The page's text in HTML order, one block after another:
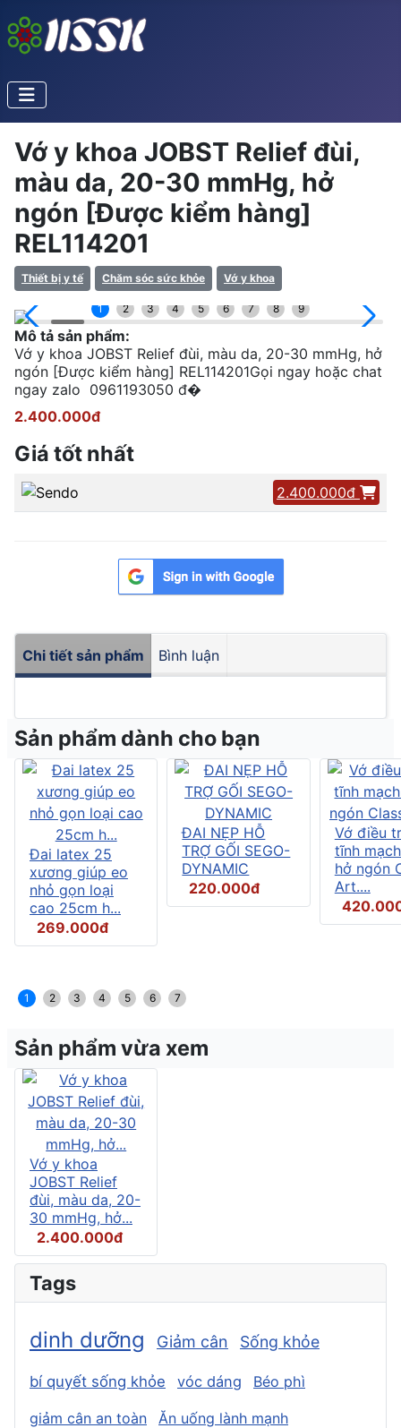
Vớ y khoa JOBST Relief đùi,
màu da, 20-30 mmHg, hở
ngón [Được kiểm hàng]
REL114201
Thiết bị y tế Chăm sóc sức khỏe Vớ y khoa
1 2 3 4 5 6 7 8 9
Mô tả sản phẩm:
Vớ y khoa JOBST Relief đùi, màu da, 20-30 mmHg, hở
ngón [Được kiểm hàng] REL114201Gọi ngay hoặc chat
ngay zalo 0961193050 đ�
2.400.000đ
Giá tốt nhất
2.400.000đ
Chi tiết sản phẩm Bình luận
Sản phẩm dành cho bạn
Đai latex 25
xương giúp eo
nhỏ gọn loại
cao 25cm h...
269.000đ
ĐAI NẸP HỖ
TRỢ GỐI SEGO-
DYNAMIC
220.000đ
Vớ điều
tĩnh
hở ngón
Art....
1 2 3 4 5 6 7
Sản phẩm vừa xem
Vớ y khoa
JOBST Relief
đùi, màu da, 20-
30 mmHg, hở...
2.400.000đ
Tags
dinh dưỡng Giảm cân Sống khỏe
bí quyết sống khỏe vóc dáng Béo phì
giảm cân an toàn
Ăn uống lành mạnh